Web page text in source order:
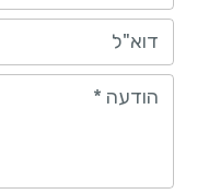
דוא"ל
הודעה *